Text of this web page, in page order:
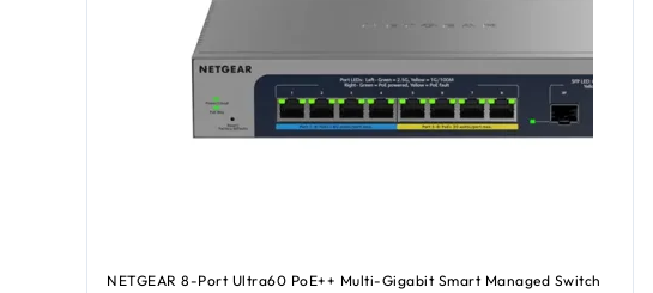
NETGEAR 8-Port Ultra60 PoE++ Multi-Gigabit Smart Managed Switch